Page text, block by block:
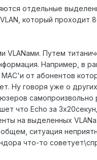
отдельные
который проходит
Путем
Например, в
от абонентов
Ну говоря уже о
самопроизвольно
что Echo за
на выделенных
ситуация
что-то